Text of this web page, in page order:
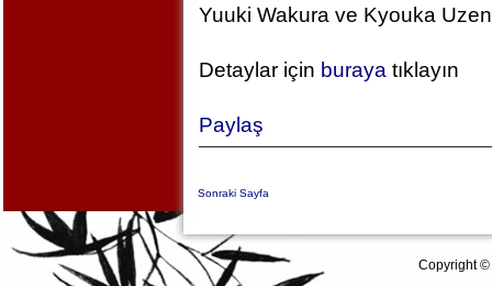
Yuuki Wakura ve Kyouka
Detaylar için buraya tıklayın
Paylaş
Sonraki Sayfa
Copyright ©